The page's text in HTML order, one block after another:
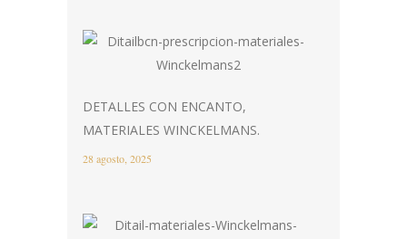
DETALLES CON ENCANTO,
MATERIALES WINCKELMANS.
28 agosto, 2025